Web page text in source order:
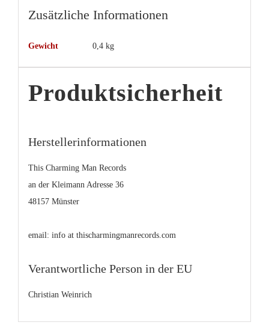
Zusätzliche Informationen
Gewicht 0,4 kg
Produktsicherheit
Herstellerinformationen
This Charming Man Records
an der Kleimann Adresse 36
48157 Münster
email: info at thischarmingmanrecords.com
Verantwortliche Person in der EU
Christian Weinrich